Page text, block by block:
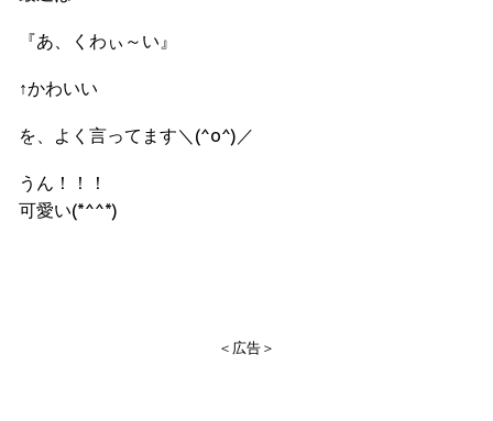
『あ、くわぃ～い』
↑かわいい
を、よく言ってます＼(^o^)／
うん！！！
可愛い(*^^*)
＜広告＞